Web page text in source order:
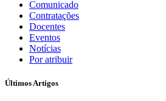
Comunicado
Contratações
Docentes
Eventos
Notícias
Por atribuir
Últimos Artigos